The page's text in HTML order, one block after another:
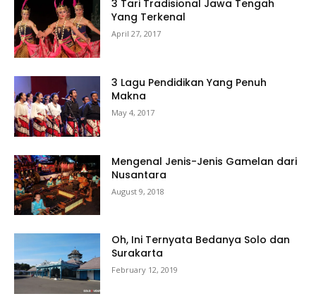
3 Tari Tradisional Jawa Tengah
Yang Terkenal
April 27, 2017
3 Lagu Pendidikan Yang Penuh
Makna
May 4, 2017
Mengenal Jenis-Jenis Gamelan dari
Nusantara
August 9, 2018
Oh, Ini Ternyata Bedanya Solo dan
Surakarta
February 12, 2019